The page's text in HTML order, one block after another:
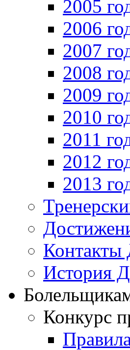
2005
2006
2007
2008
2009
2010
2011
2012
2013
Конкурс